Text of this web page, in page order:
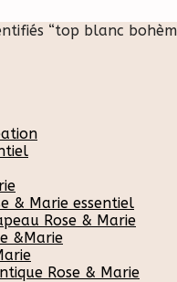
“top blanc
& Marie essentiel
Rose & Marie
&Marie
Rose & Marie